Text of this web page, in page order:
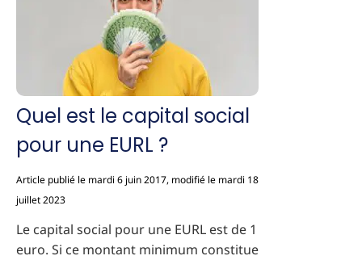
Quel est le capital social
pour une EURL ?
Article publié le mardi 6 juin 2017, modifié le mardi 18
juillet 2023
Le capital social pour une EURL est de 1
euro. Si ce montant minimum constitue